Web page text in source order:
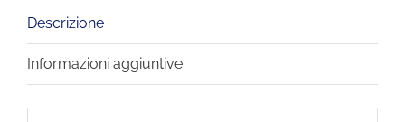
Descrizione
Informazioni aggiuntive